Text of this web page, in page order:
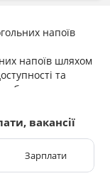
напоїв
напоїв шляхом
та
безпеки
у
вакансії
Зарплати